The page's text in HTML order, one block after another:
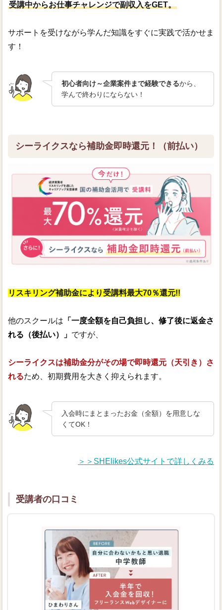
受講中からお仕事チャレンジで副収入をGET。
サポートを受けながら学んだ知識をすぐに実践で活かせま
す！
初心者向け～企業案件まで経験できるから、
学んで終わりにならない！
シーライクスなら補助金即時還元！（前払い）
リスキリング補助金により受講料最大70％還元!!
他のスクールは 「一度全額を自己負担し、修了後に返金さ
れる（後払い）」 ですが、
シーライクスは補助金分がその場で即時還元（天引き）さ
れるため、初期費用を大きく抑えられます。
入会時にまとまったお金（全額）を用意しな
くてOK！
＞＞SHElikes公式サイトで詳しくみる
受講者の口コミ